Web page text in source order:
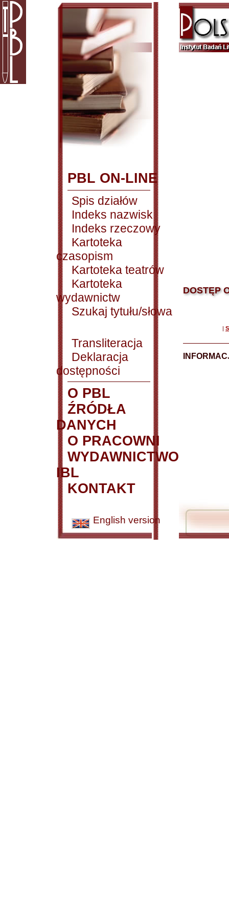
PBL ON-LINE
Spis działów
Indeks nazwisk
Indeks rzeczowy
Kartoteka
czasopism
Kartoteka teatrów
Kartoteka
wydawnictw
Szukaj tytułu/słowa
Transliteracja
Deklaracja
dostępności
O PBL
ŹRÓDŁA
DANYCH
O PRACOWNI
WYDAWNICTWO
IBL
KONTAKT
English version
DOSTĘP
|